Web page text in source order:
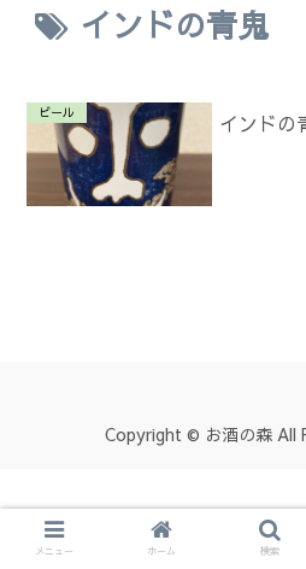
インドの青鬼
ビール インドの
Copyright © お酒の森 All
メニュー ホーム 検索